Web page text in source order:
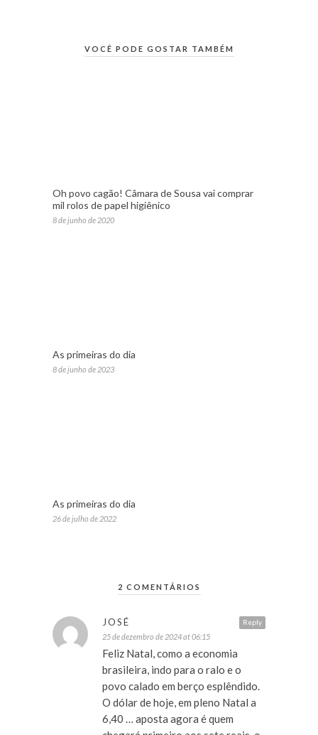
VOCÊ PODE GOSTAR TAMBÉM
Oh povo cagão! Câmara de Sousa vai comprar
mil rolos de papel higiênico
8 de junho de 2020
As primeiras do dia
8 de junho de 2023
As primeiras do dia
26 de julho de 2022
2 COMENTÁRIOS
Reply
JOSÉ
25 de dezembro de 2024 at 06:15
Feliz Natal, como a economia
brasileira, indo para o ralo e o
povo calado em berço esplêndido.
O dólar de hoje, em pleno Natal a
6,40 … aposta agora é quem